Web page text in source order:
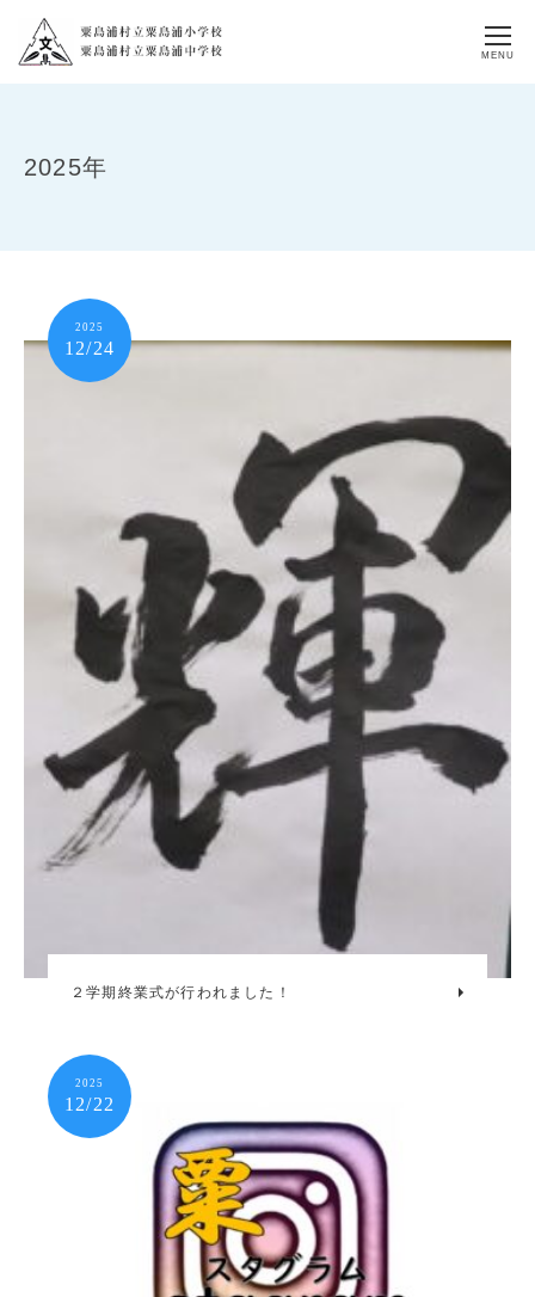
MENU
2025年
2025
12/24
２学期終業式が行われました！
2025
12/22